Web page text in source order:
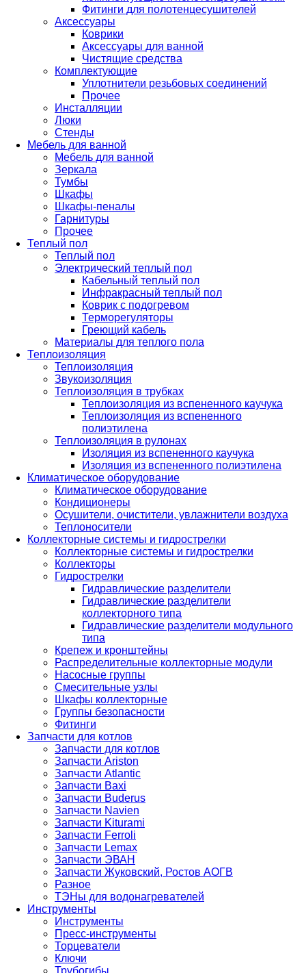
Фитинги для полотенцесушителей
Аксессуары
Коврики
Аксессуары для ванной
Чистящие средства
Комплектующие
Уплотнители резьбовых соединений
Прочее
Инсталляции
Люки
Стенды
Мебель для ванной
Мебель для ванной
Зеркала
Тумбы
Шкафы
Шкафы-пеналы
Гарнитуры
Прочее
Теплый пол
Теплый пол
Электрический теплый пол
Кабельный теплый пол
Инфракрасный теплый пол
Коврик с подогревом
Терморегуляторы
Греющий кабель
Материалы для теплого пола
Теплоизоляция
Теплоизоляция
Звукоизоляция
Теплоизоляция в трубках
Теплоизоляция из вспененного каучука
Теплоизоляция из вспененного
полиэтилена
Теплоизоляция в рулонах
Изоляция из вспененного каучука
Изоляция из вспененного полиэтилена
Климатическое оборудование
Климатическое оборудование
Кондиционеры
Осушители, очистители, увлажнители воздуха
Теплоносители
Коллекторные системы и гидрострелки
Коллекторные системы и гидрострелки
Коллекторы
Гидрострелки
Гидравлические разделители
Гидравлические разделители
коллекторного типа
Гидравлические разделители модульного
типа
Крепеж и кронштейны
Распределительные коллекторные модули
Насосные группы
Смесительные узлы
Шкафы коллекторные
Группы безопасности
Фитинги
Запчасти для котлов
Запчасти для котлов
Запчасти Ariston
Запчасти Atlantic
Запчасти Baxi
Запчасти Buderus
Запчасти Navien
Запчасти Kiturami
Запчасти Ferroli
Запчасти Lemax
Запчасти ЭВАН
Запчасти Жуковский, Ростов АОГВ
Разное
ТЭНы для водонагревателей
Инструменты
Инструменты
Пресс-инструменты
Торцеватели
Ключи